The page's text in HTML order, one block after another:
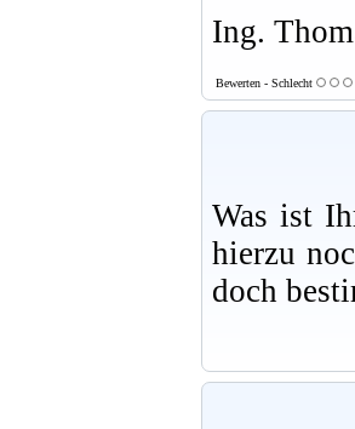
Ing.
Bewerten - Schlecht
Was ist
hierzu
doch